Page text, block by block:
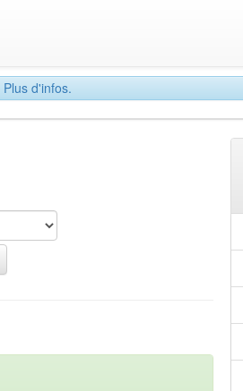
Plus d'infos.